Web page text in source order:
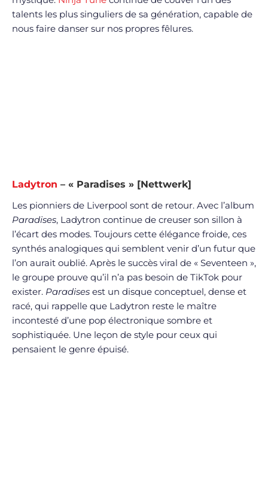
talents les plus singuliers de sa génération, capable de
nous faire danser sur nos propres fêlures.
Ladytron – « Paradises » [Nettwerk]
Les pionniers de Liverpool sont de retour. Avec l’album
Paradises, Ladytron continue de creuser son sillon à
l’écart des modes. Toujours cette élégance froide, ces
synthés analogiques qui semblent venir d’un futur que
l’on aurait oublié. Après le succès viral de « Seventeen »,
le groupe prouve qu’il n’a pas besoin de TikTok pour
exister. Paradises est un disque conceptuel, dense et
racé, qui rappelle que Ladytron reste le maître
incontesté d’une pop électronique sombre et
sophistiquée. Une leçon de style pour ceux qui
pensaient le genre épuisé.